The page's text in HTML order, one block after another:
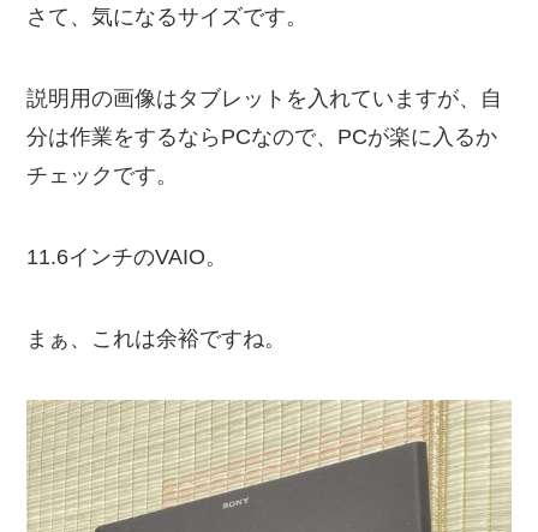
さて、気になるサイズです。
説明用の画像はタブレットを入れていますが、自
分は作業をするならPCなので、PCが楽に入るか
チェックです。
11.6インチのVAIO。
まぁ、これは余裕ですね。